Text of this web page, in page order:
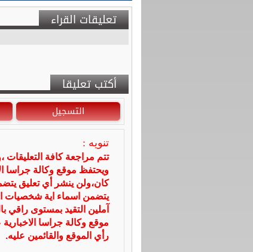
تعليقات القراء
أكتب تعليقا
التسجيل
تنويه :
تتم مراجعة كافة
ويحتفظ موقع وكالة
كان،ولن ينشر أي تعليق
يتضمن اسماء اية شخصيات او
آملين التقيد بمستوى راقي
موقع وكالة جراسا
رأي الموقع والقائمين عليه.